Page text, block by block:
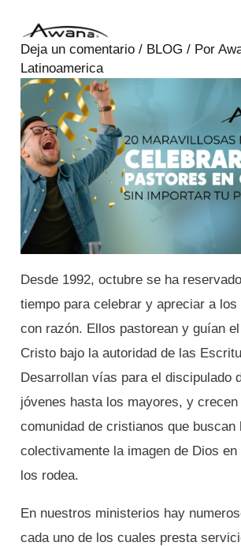
contenido
Deja un comentario / BLOG / Por
Latinoamerica
Desde 1992, octubre se ha
tiempo para celebrar y apreciar a
con razón. Ellos pastorean y guían
Cristo bajo la autoridad de las
Desarrollan vías para el discipulado
jóvenes hasta los mayores, y crecen
comunidad de cristianos que buscan
colectivamente la imagen de Dios en
los rodea.
En nuestros ministerios hay
cada uno de los cuales presta
navigation